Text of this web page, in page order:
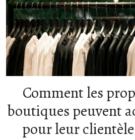
Comment les
boutiques peuvent
pour leur